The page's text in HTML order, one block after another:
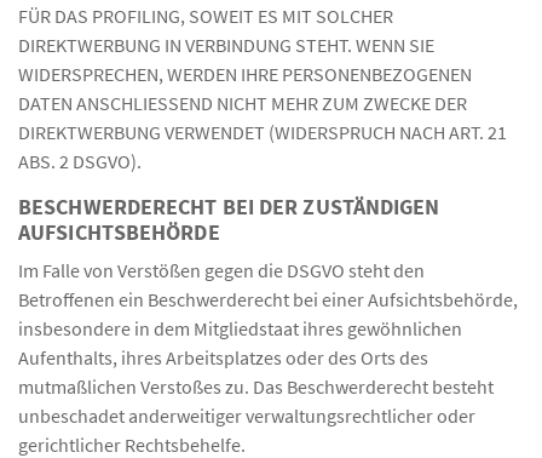
FÜR DAS PROFILING, SOWEIT ES MIT SOLCHER
DIREKTWERBUNG IN VERBINDUNG STEHT. WENN SIE
WIDERSPRECHEN, WERDEN IHRE PERSONENBEZOGENEN
DATEN ANSCHLIESSEND NICHT MEHR ZUM ZWECKE DER
DIREKTWERBUNG VERWENDET (WIDERSPRUCH NACH ART. 21
ABS. 2 DSGVO).
BESCHWERDE­RECHT BEI DER ZUSTÄNDIGEN
AUFSICHTS­BEHÖRDE
Im Falle von Verstößen gegen die DSGVO steht den
Betroffenen ein Beschwerderecht bei einer Aufsichtsbehörde,
insbesondere in dem Mitgliedstaat ihres gewöhnlichen
Aufenthalts, ihres Arbeitsplatzes oder des Orts des
mutmaßlichen Verstoßes zu. Das Beschwerderecht besteht
unbeschadet anderweitiger verwaltungsrechtlicher oder
gerichtlicher Rechtsbehelfe.